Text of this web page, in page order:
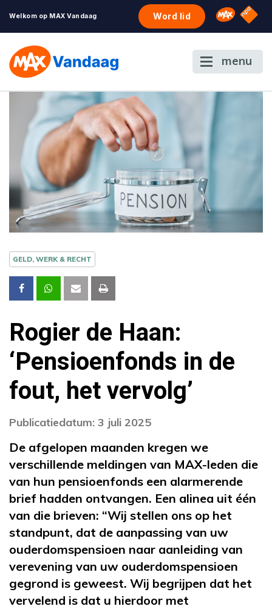
Welkom op MAX Vandaag Word lid Omroep
NPO
menu
GELD, WERK & RECHT
Rogier de Haan:
‘Pensioenfonds in de
fout, het vervolg’
Publicatiedatum: 3 juli 2025
De afgelopen maanden kregen we
verschillende meldingen van MAX-leden die
van hun pensioenfonds een alarmerende
brief hadden ontvangen. Een alinea uit één
van die brieven: “Wij stellen ons op het
standpunt, dat de aanpassing van uw
ouderdomspensioen naar aanleiding van
verevening van uw ouderdomspensioen
gegrond is geweest. Wij begrijpen dat het
vervelend is dat u hierdoor met